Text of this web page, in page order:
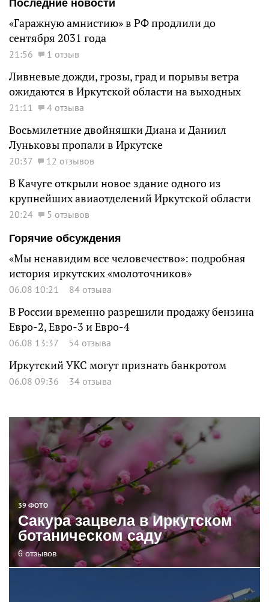
Последние новости
«Гаражную амнистию» в РФ продлили до
сентября 2031 года
21:56 1 отзыв
Ливневые дожди, грозы, град и порывы ветра
ожидаются в Иркутской области на выходных
21:11 4 отзыва
Восьмилетние двойняшки Диана и Даниил
Луньковы пропали в Иркутске
20:37 12 отзывов
В Качуге открыли новое здание одного из
крупнейших авиаотделений Иркутской области
20:24
5 отзывов
Горячие обсуждения
«Мы ненавидим все человечество»: подробная
история иркутских «молоточников»
06.08 10:21 84 отзыва
В России временно разрешили продажу бензина
Евро-2, Евро-3 и Евро-4
06.08 13:37 54 отзыва
Иркутский УКС могут признать банкротом
06.08 09:36 34 отзыва
39 ФОТО
Сакура зацвела в Иркутском
ботаническом саду
6 отзывов